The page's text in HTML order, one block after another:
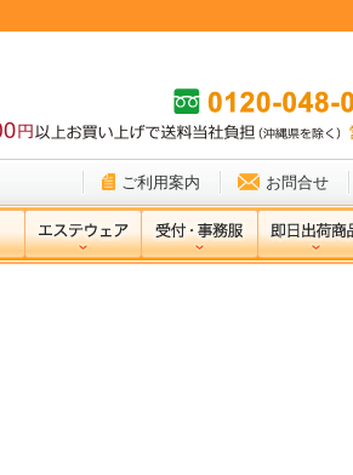
ご利用案内 お問合せ